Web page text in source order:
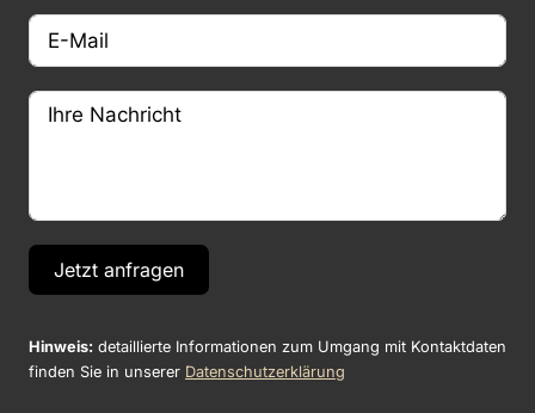
Jetzt anfragen
Hinweis: detaillierte Informationen zum Umgang mit Kontaktdaten
finden Sie in unserer Datenschutzerklärung